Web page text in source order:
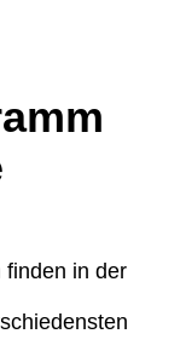
finden in der